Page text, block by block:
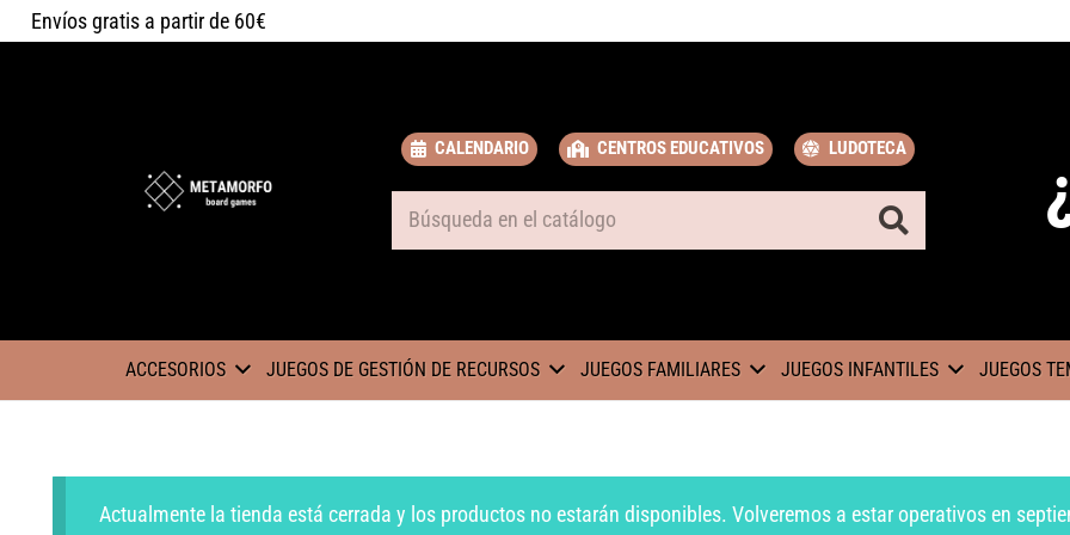
Envíos gratis a partir de 60€
CALENDARIO CENTROS EDUCATIVOS LUDOTECA
ACCESORIOS JUEGOS DE GESTIÓN DE RECURSOS JUEGOS FAMILIARES JUEGOS INFANTILES JUEGOS
Actualmente la tienda está cerrada y los productos no estarán disponibles. Volveremos a estar operativos en